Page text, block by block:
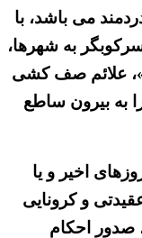
می باشد، با
به شهرها،
»، علائم صف کشی
به بیرون ساطع
اخیر و یا
و کرونایی
صدور احکام